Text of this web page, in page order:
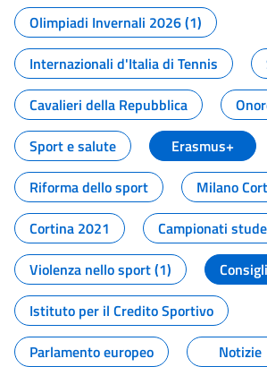
Olimpiadi Invernali 2026 (1)
Internazionali d'Italia di Tennis
Cavalieri della Repubblica
Sport e salute
Erasmus+
Riforma dello sport
Milano
Cortina 2021
Campionati
Violenza nello sport (1)
Istituto per il Credito Sportivo
Parlamento europeo
Notizie